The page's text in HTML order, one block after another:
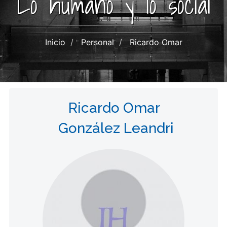
Inicio Personal Ricardo Omar
Ricardo Omar
González Leandri